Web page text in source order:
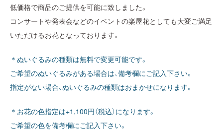
低価格で商品のご提供を可能に致しました。
コンサートや発表会などのイベントの楽屋花としても大変ご満足
いただけるお花となっております。
＊ぬいぐるみの種類は無料で変更可能です。
ご希望のぬいぐるみがある場合は、備考欄にご記入下さい。
指定がない場合、ぬいぐるみの種類はおまかせになります。
＊お花の色指定は+1,100円（税込）になります。
ご希望の色を備考欄にご記入下さい。